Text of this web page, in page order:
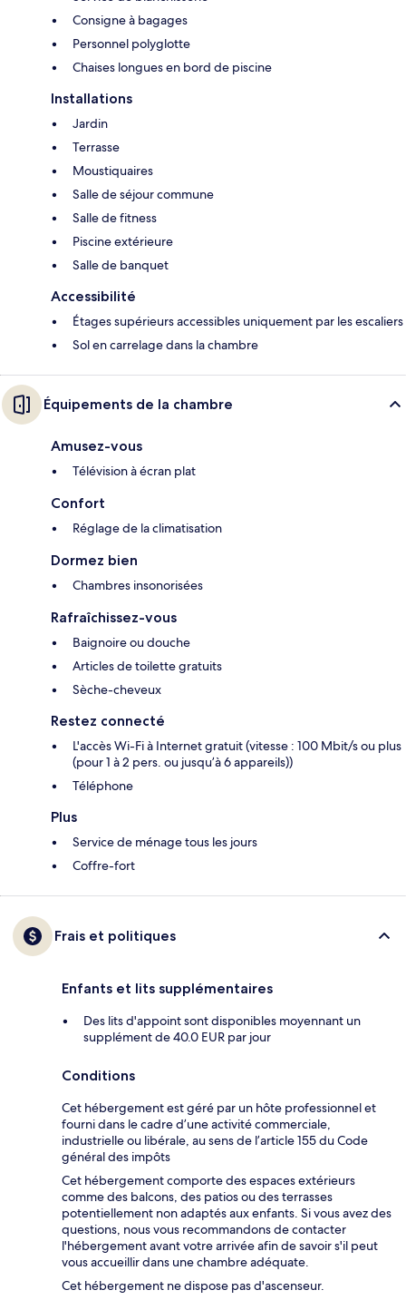
Consigne à bagages
Personnel polyglotte
Chaises longues en bord de piscine
Installations
Jardin
Terrasse
Moustiquaires
Salle de séjour commune
Salle de fitness
Piscine extérieure
Salle de banquet
Accessibilité
Étages supérieurs accessibles uniquement par les escaliers
Sol en carrelage dans la chambre
Équipements de la chambre
Amusez-vous
Télévision à écran plat
Confort
Réglage de la climatisation
Dormez bien
Chambres insonorisées
Rafraîchissez-vous
Baignoire ou douche
Articles de toilette gratuits
Sèche-cheveux
Restez connecté
L'accès Wi-Fi à Internet gratuit (vitesse : 100 Mbit/s ou plus
(pour 1 à 2 pers. ou jusqu’à 6 appareils))
Téléphone
Plus
Service de ménage tous les jours
Coffre-fort
Frais et politiques
Enfants et lits supplémentaires
Des lits d'appoint sont disponibles moyennant un
supplément de 40.0 EUR par jour
Conditions
Cet hébergement est géré par un hôte professionnel et
fourni dans le cadre d’une activité commerciale,
industrielle ou libérale, au sens de l’article 155 du Code
général des impôts
Cet hébergement comporte des espaces extérieurs
comme des balcons, des patios ou des terrasses
potentiellement non adaptés aux enfants. Si vous avez des
questions, nous vous recommandons de contacter
l'hébergement avant votre arrivée afin de savoir s'il peut
vous accueillir dans une chambre adéquate.
Cet hébergement ne dispose pas d'ascenseur.